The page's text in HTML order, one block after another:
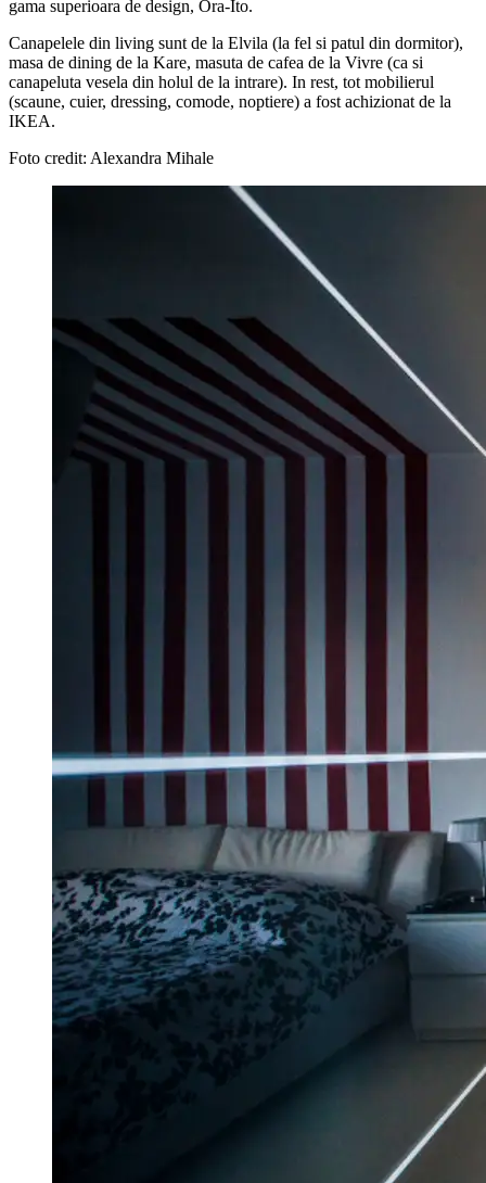
gama superioara de design, Ora-Ito.
Canapelele din living sunt de la Elvila (la fel si patul din dormitor),
masa de dining de la Kare, masuta de cafea de la Vivre (ca si
canapeluta vesela din holul de la intrare). In rest, tot mobilierul
(scaune, cuier, dressing, comode, noptiere) a fost achizionat de la
IKEA.
Foto credit: Alexandra Mihale